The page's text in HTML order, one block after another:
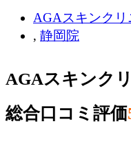
AGAスキンクリ
, 静岡院
AGAスキンク
総合口コミ評価